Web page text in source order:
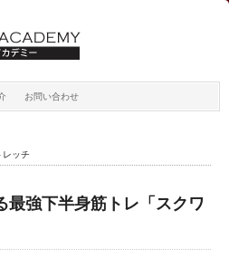
お問い合わせ
レッチ
最強下半身筋トレ「スクワ